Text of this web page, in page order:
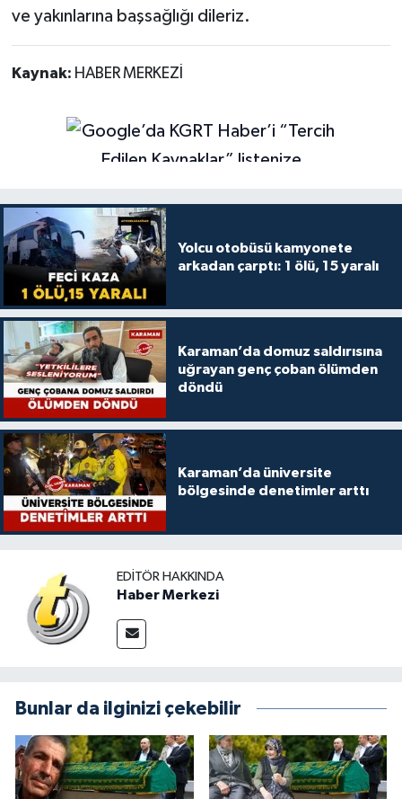
ve yakınlarına başsağlığı dileriz.
Kaynak: HABER MERKEZİ
Yolcu otobüsü kamyonete
arkadan çarptı: 1 ölü, 15 yaralı
Karaman’da domuz saldırısına
uğrayan genç çoban ölümden
döndü
Karaman’da üniversite
bölgesinde denetimler arttı
EDITÖR HAKKINDA
Haber Merkezi
Bunlar da ilginizi çekebilir